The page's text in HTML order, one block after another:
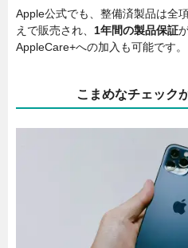
Apple公式でも、整備済製品は全
えで販売され、 1年間の製品保証
AppleCare+への加入も可能です。
こまめなチェック